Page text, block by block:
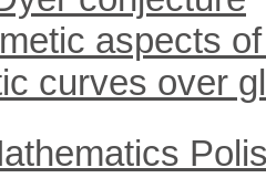
aspects
curves over